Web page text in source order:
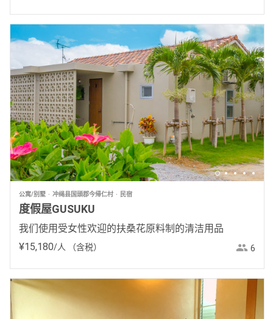
公寓/别墅 冲绳县国頭郡今帰仁村 民宿
度假屋GUSUKU
我们使用受女性欢迎的扶桑花原料制的清洁用品
¥15,180/人 （含税） 6